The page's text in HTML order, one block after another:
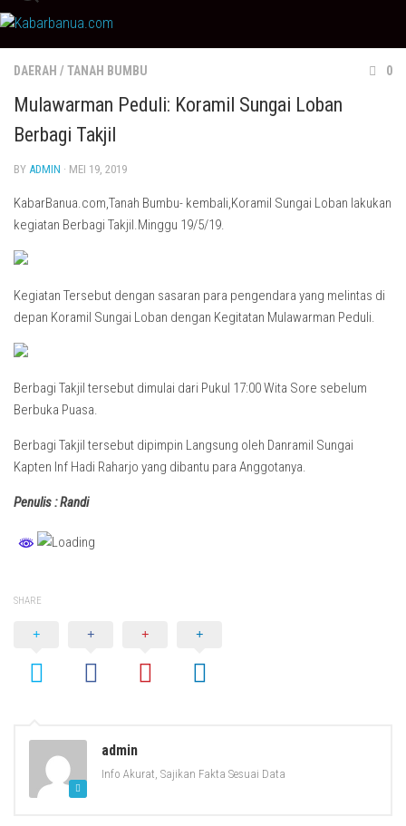
Skip
to
content
DAERAH / TANAH BUMBU 0
Mulawarman Peduli: Koramil Sungai Loban
Berbagi Takjil
BY ADMIN · MEI 19, 2019
KabarBanua.com,Tanah Bumbu- kembali,Koramil Sungai Loban lakukan
kegiatan Berbagi Takjil.Minggu 19/5/19.
Kegiatan Tersebut dengan sasaran para pengendara yang melintas di
depan Koramil Sungai Loban dengan Kegitatan Mulawarman Peduli.
Berbagi Takjil tersebut dimulai dari Pukul 17:00 Wita Sore sebelum
Berbuka Puasa.
Berbagi Takjil tersebut dipimpin Langsung oleh Danramil Sungai
Kapten Inf Hadi Raharjo yang dibantu para Anggotanya.
Penulis : Randi
SHARE
admin
Info Akurat, Sajikan Fakta Sesuai Data